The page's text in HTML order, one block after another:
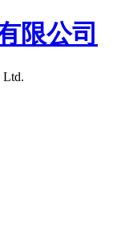
限公司
Ltd.​